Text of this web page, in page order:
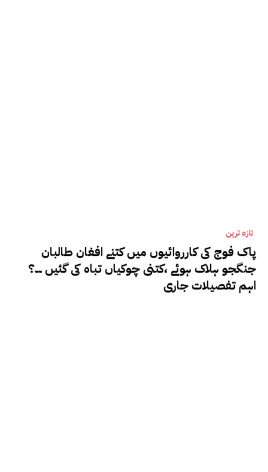
تازہ ترین
پاک فوج کی کارروائیوں میں کتنے افغان طالبان
جنگجو ہلاک ہوئے ،کتنی چوکیاں تباہ کی گئیں ۔۔؟
اہم تفصیلات جاری